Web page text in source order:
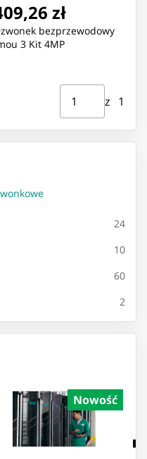
24
10
60
2
Nowość
zł
bezprzewodowy
3 Kit 4MP
Strona ⁨1⁩ z ⁨1⁩
z ⁨1⁩
Przejdź do strony